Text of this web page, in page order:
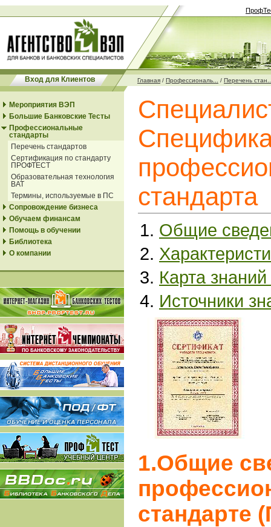
Вход для Клиентов Главная / Профессиональ... / Перечень
Мероприятия ВЭП
Большие Банковские Тесты
Профессиональные
стандарты
Перечень стандартов
Сертификация по стандарту
ПРОФТЕСТ
Образовательная технология
ВАТ
Термины, используемые в ПС
Сопровождение бизнеса
Обучаем финансам
Помощь в обучении
Библиотека
О компании
стандарта
Общие
Карта
Источники
1.Общие
стандарте